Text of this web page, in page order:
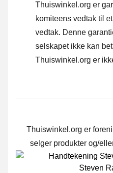
Thuiswinkel.org er
komiteens vedtak til
vedtak. Denne
selskapet ikke kan
Thuiswinkel.org er
Thuiswinkel.org er
selger produkter og/
Steven